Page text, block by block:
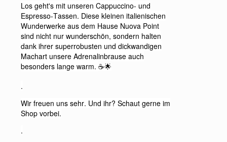
Los geht's mit unseren Cappuccino- und
Espresso-Tassen. Diese kleinen italienischen
Wunderwerke aus dem Hause Nuova Point
sind nicht nur wunderschön, sondern halten
dank ihrer superrobusten und dickwandigen
Machart unsere Adrenalinbrause auch
besonders lange warm. ☕🌟
.
Wir freuen uns sehr. Und ihr? Schaut gerne im
Shop vorbei.
.